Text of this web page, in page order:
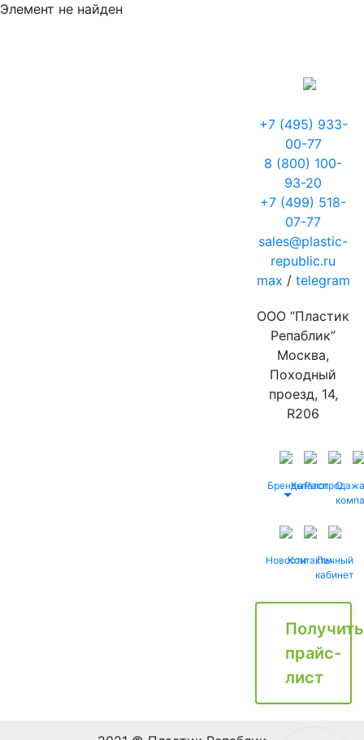
Элемент не найден
+7 (495) 933-
00-77
8 (800) 100-
93-20
+7 (499) 518-
07-77
sales@plastic-
republic.ru
max / telegram
ООО “Пластик
Репаблик”
Москва,
Походный
проезд, 14,
R206
БрендыКаталог
Распродажа
О
НовостиКонтактыЛичный
кабинет
Получить
прайс-
лист